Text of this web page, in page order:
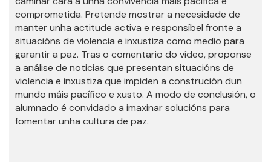
comprometida. Pretende mostrar a necesidade de
manter unha actitude activa e responsíbel fronte a
situacións de violencia e inxustiza como medio para
garantir a paz. Tras o comentario do vídeo, proponse
a análise de noticias que presentan situacións de
violencia e inxustiza que impiden a construción dun
mundo máis pacífico e xusto. A modo de conclusión, o
alumnado é convidado a imaxinar solucións para
fomentar unha cultura de paz.